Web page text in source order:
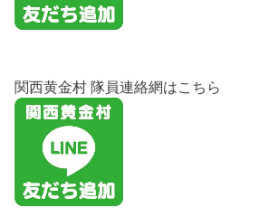
関西黄金村 隊員連絡網はこちら